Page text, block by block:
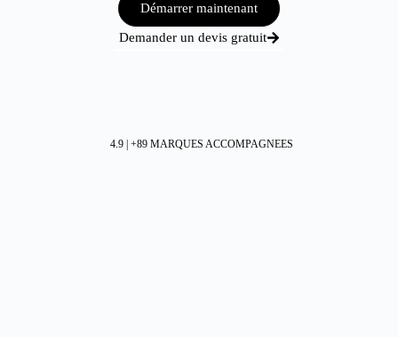
Démarrer maintenant
Demander un devis gratuit
4.9 | +89 MARQUES ACCOMPAGNEES